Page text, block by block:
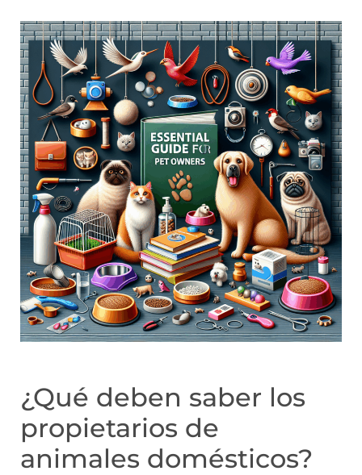
¿Qué deben saber los
propietarios de
animales domésticos?